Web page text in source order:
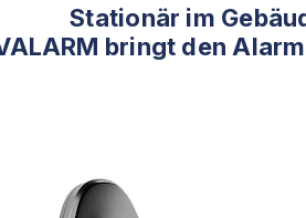
Stationär im
bringt den